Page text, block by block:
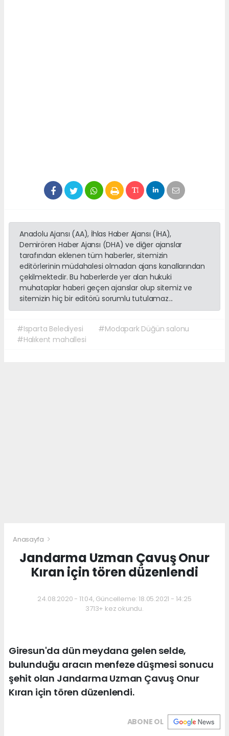
Anadolu Ajansı (AA), İhlas Haber Ajansı (İHA),
Demirören Haber Ajansı (DHA) ve diğer ajanslar
tarafından eklenen tüm haberler, sitemizin
editörlerinin müdahalesi olmadan ajans kanallarından
çekilmektedir. Bu haberlerde yer alan hukuki
muhataplar haberi geçen ajanslar olup sitemiz ve
sitemizin hiç bir editörü sorumlu tutulamaz...
#Isparta Belediyesi
#Modapark Düğün salonu
#Halıkent mahallesi
Anasayfa
Jandarma Uzman Çavuş Onur
Kıran için tören düzenlendi
24.08.2020 - 11:04, Güncelleme: 18.05.2021 - 14:25
3713+ kez okundu.
Giresun'da dün meydana gelen selde,
bulunduğu aracın menfeze düşmesi sonucu
şehit olan Jandarma Uzman Çavuş Onur
Kıran için tören düzenlendi.
ABONE OL